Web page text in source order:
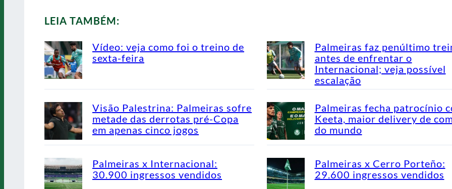
LEIA TAMBÉM:
Vídeo: veja como foi o treino de
sexta-feira
Palmeiras faz penúltimo
antes de enfrentar o
Internacional; veja possível
escalação
Visão Palestrina: Palmeiras sofre
metade das derrotas pré-Copa
em apenas cinco jogos
Palmeiras fecha patrocínio
Keeta, maior delivery de
do mundo
Palmeiras x Internacional:
30.900 ingressos vendidos
Palmeiras x Cerro Porteño:
29.600 ingressos vendidos